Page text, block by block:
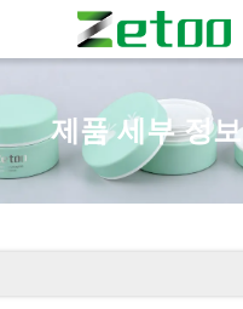
제품 세부 정보